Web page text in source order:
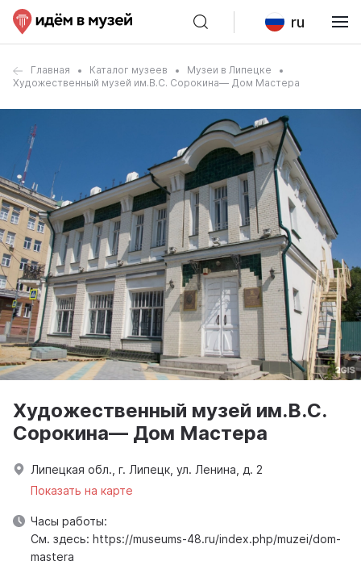
ru
Главная Каталог музеев
Музеи в Липецке
Художественный музей им.В.С. Сорокина— Дом Мастера
Художественный музей им.В.С.
Сорокина— Дом Мастера
Липецкая обл., г. Липецк, ул. Ленина, д. 2
Показать на карте
Часы работы:
См. здесь: https://museums-48.ru/index.php/muzei/dom-
mastera